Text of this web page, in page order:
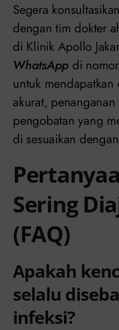
Segera
dengan tim dokter
di Klinik Apollo
WhatsApp di nomor
untuk
akurat,
pengobatan yang
di sesuaikan
Sering
(FAQ)
Apakah
selalu
infeksi?